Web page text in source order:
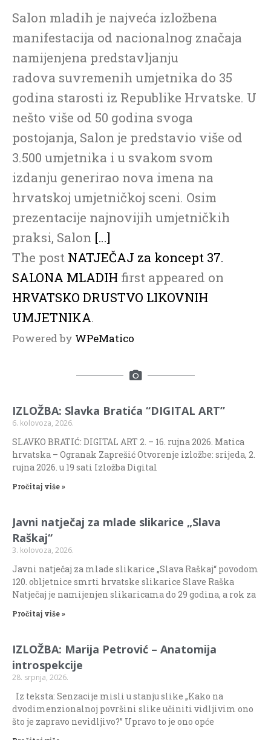
Salon mladih je najveća izložbena
manifestacija od nacionalnog značaja
namijenjena predstavljanju
radova suvremenih umjetnika do 35
godina starosti iz Republike Hrvatske. U
nešto više od 50 godina svoga
postojanja, Salon je predstavio više od
3.500 umjetnika i u svakom svom
izdanju generirao nova imena na
hrvatskoj umjetničkoj sceni. Osim
prezentacije najnovijih umjetničkih
praksi, Salon […]
The post NATJEČAJ za koncept 37.
SALONA MLADIH first appeared on
HRVATSKO DRUSTVO LIKOVNIH
UMJETNIKA.
Powered by WPeMatico
IZLOŽBA: Slavka Bratića “DIGITAL ART”
6. kolovoza, 2026.
SLAVKO BRATIĆ: DIGITAL ART 2. – 16. rujna 2026. Matica
hrvatska – Ogranak Zaprešić Otvorenje izložbe: srijeda, 2.
rujna 2026. u 19 sati Izložba Digital
Pročitaj više »
Javni natječaj za mlade slikarice „Slava
Raškaj“
3. kolovoza, 2026.
Javni natječaj za mlade slikarice „Slava Raškaj“ povodom
120. obljetnice smrti hrvatske slikarice Slave Raška
Natječaj je namijenjen slikaricama do 29 godina, a rok za
Pročitaj više »
IZLOŽBA: Marija Petrović – Anatomija
introspekcije
28. srpnja, 2026.
Iz teksta: Senzacije misli u stanju slike „Kako na
dvodimenzionalnoj površini slike učiniti vidljivim ono
što je zapravo nevidljivo?” Upravo to je ono opće